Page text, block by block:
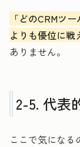
「どのCRMツ
よりも優位に戦
ありません。
2-5. 代表
ここで気になる